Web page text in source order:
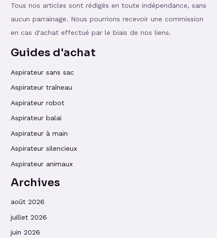
Tous nos articles sont rédigés en toute indépendance, sans
aucun parrainage. Nous pourrions recevoir une commission
en cas d'achat effectué par le biais de nos liens.
Guides d'achat
Aspirateur sans sac
Aspirateur traîneau
Aspirateur robot
Aspirateur balai
Aspirateur à main
Aspirateur silencieux
Aspirateur animaux
Archives
août 2026
juillet 2026
juin 2026